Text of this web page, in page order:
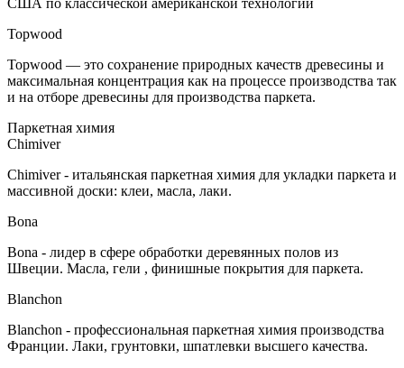
США по классической американской технологии
Topwood
Topwood — это сохранение природных качеств древесины и
максимальная концентрация как на процессе производства так
и на отборе древесины для производства паркета.
Паркетная химия
Chimiver
Chimiver - итальянская паркетная химия для укладки паркета и
массивной доски: клеи, масла, лаки.
Bona
Bona - лидер в сфере обработки деревянных полов из
Швеции. Масла, гели , финишные покрытия для паркета.
Blanchon
Blanchon - профессиональная паркетная химия производства
Франции. Лаки, грунтовки, шпатлевки высшего качества.